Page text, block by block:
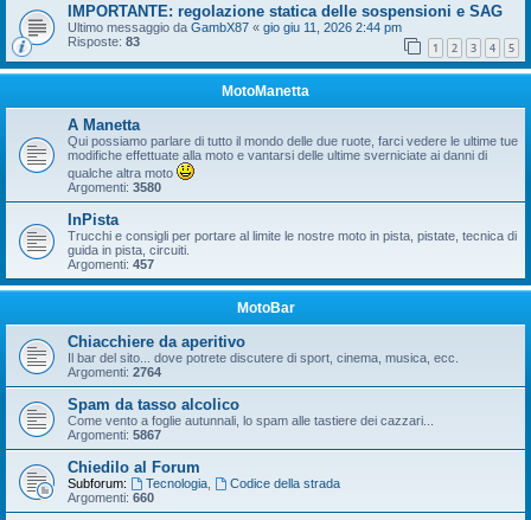
IMPORTANTE: regolazione statica delle sospensioni e SAG
Ultimo messaggio da GambX87 « gio giu 11, 2026 2:44 pm
Risposte: 83 1 2 3 4 5
MotoManetta
A Manetta
Qui possiamo parlare di tutto il mondo delle due ruote, farci vedere le ultime tue
modifiche effettuate alla moto e vantarsi delle ultime sverniciate ai danni di
qualche altra moto
Argomenti: 3580
InPista
Trucchi e consigli per portare al limite le nostre moto in pista, pistate, tecnica di
guida in pista, circuiti.
Argomenti: 457
MotoBar
Chiacchiere da aperitivo
Il bar del sito... dove potrete discutere di sport, cinema, musica, ecc.
Argomenti: 2764
Spam da tasso alcolico
Come vento a foglie autunnali, lo spam alle tastiere dei cazzari...
Argomenti: 5867
Chiedilo al Forum
Subforum: Tecnologia,
Codice della strada
Argomenti: 660